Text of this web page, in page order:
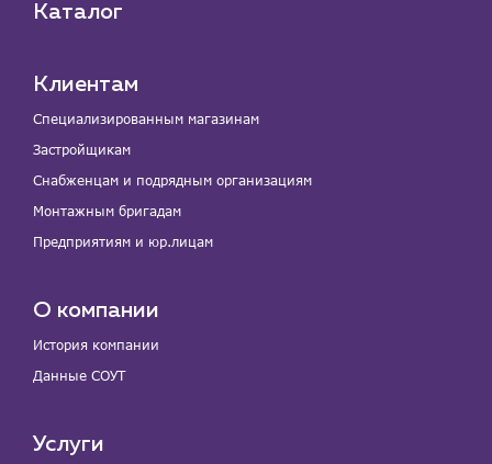
Каталог
Клиентам
Специализированным магазинам
Застройщикам
Снабженцам и подрядным организациям
Монтажным бригадам
Предприятиям и юр.лицам
О компании
История компании
Данные СОУТ
Услуги